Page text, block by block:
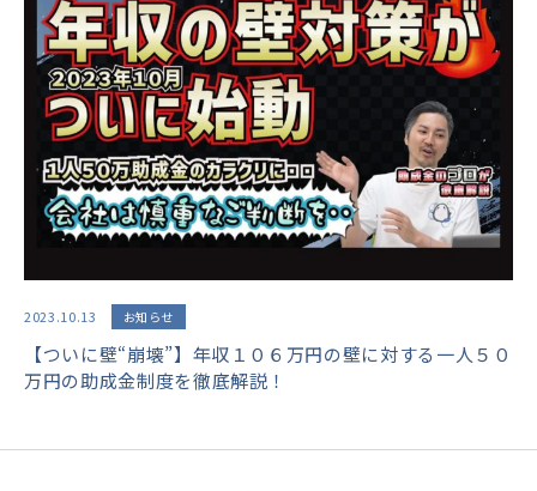
2023.10.13 お知らせ
【ついに壁“崩壊”】年収１０６万円の壁に対する一人５０
万円の助成金制度を徹底解説！